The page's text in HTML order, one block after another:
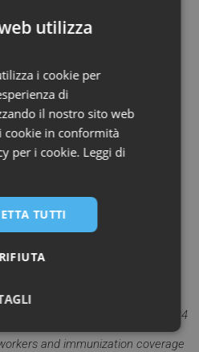
è già in atto. Ora serve
non resti un gesto
naturale della buona pratica
nel personale sanitario 2023-2024
and immunization coverage
utilizza
i cookie per
di
il nostro sito web
cookie in conformità
per i cookie. Leggi di
TUTTI
RIFIUTA
Marketing